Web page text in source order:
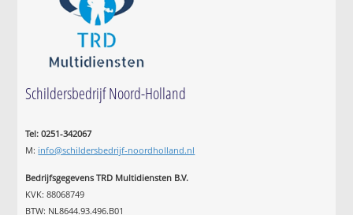
Schildersbedrijf Noord-Holland
Tel: 0251-342067
M: info@schildersbedrijf-noordholland.nl
Bedrijfsgegevens TRD Multidiensten B.V.
KVK: 88068749
BTW: NL8644.93.496.B01